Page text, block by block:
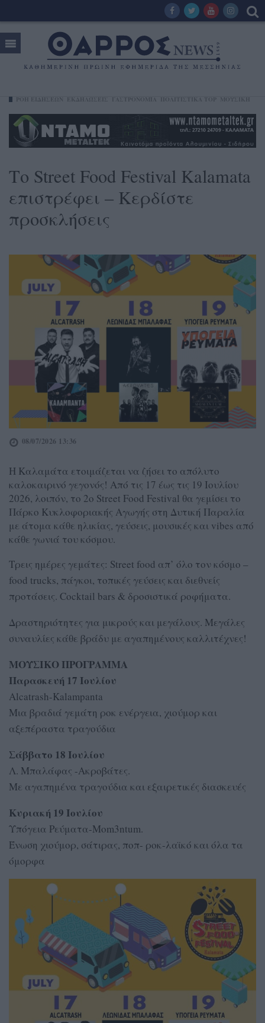
Το Street Food Festival Kalamata
επιστρέφει – Κερδίστε
προσκλήσεις
08/07/2026 13:36
Η Καλαμάτα ετοιμάζεται να ζήσει το απόλυτο
καλοκαιρινό γεγονός! Από τις 17 έως τις 19 Ιουλίου
2026, λοιπόν, το 2ο Street Food Festival θα γεμίσει το
Πάρκο Κυκλοφοριακής Αγωγής στη Δυτική Παραλία
με άτομα κάθε ηλικίας, γεύσεις, μουσικές και vibes από
κάθε γωνιά του κόσμου.
Τρεις ημέρες γεμάτες: Street food απ’ όλο τον κόσμο –
food trucks, πάγκοι, τοπικές γεύσεις και διεθνείς
προτάσεις. Cocktail bars & δροσιστικά ροφήματα.
Δραστηριότητες για μικρούς και μεγάλους. Μεγάλες
συναυλίες κάθε βράδυ με αγαπημένους καλλιτέχνες!
ΜΟΥΣΙΚΟ ΠΡΟΓΡΑΜΜΑ
Παρασκευή 17 Ιουλίου
Alcatrash-Kalampanta
Μια βραδιά γεμάτη ροκ ενέργεια, χιούμορ και
αξεπέραστα τραγούδια
Σάββατο 18 Ιουλίου
Λ. Μπαλάφας -Ακροβάτες.
Με αγαπημένα τραγούδια και εξαιρετικές διασκευές
Κυριακή 19 Ιουλίου
Υπόγεια Ρεύματα-Μom3ntum.
Ένωση χιούμορ, σάτιρας, ποπ- ροκ-λαϊκό και όλα τα
όμορφα